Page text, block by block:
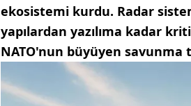
ekosistemi kurdu. Radar
yapılardan yazılıma kadar
NATO'nun büyüyen